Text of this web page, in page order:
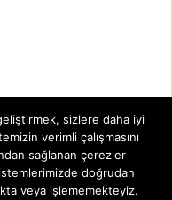
sizlere daha iyi
verimli çalışmasını
sağlanan çerezler
doğrudan
veya işlememekteyiz.